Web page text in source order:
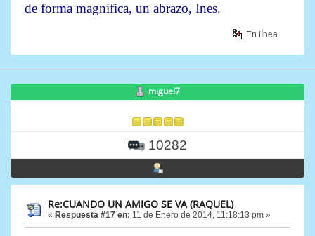
de forma magnifica, un abrazo, Ines.
En línea
miguel7
10282
Re:CUANDO UN AMIGO SE VA (RAQUEL)
« Respuesta #17 en: 11 de Enero de 2014, 11:18:13 pm »